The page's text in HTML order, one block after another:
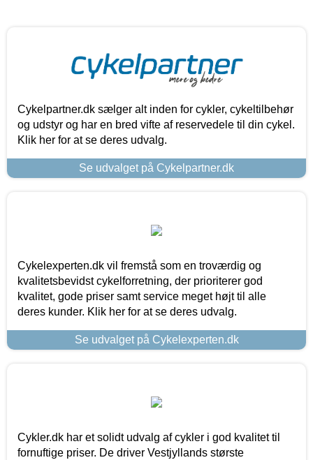
Cykelpartner.dk sælger alt inden for cykler, cykeltilbehør
og udstyr og har en bred vifte af reservedele til din cykel.
Klik her for at se deres udvalg.
Se udvalget på Cykelpartner.dk
Cykelexperten.dk vil fremstå som en troværdig og
kvalitetsbevidst cykelforretning, der prioriterer god
kvalitet, gode priser samt service meget højt til alle
deres kunder. Klik her for at se deres udvalg.
Se udvalget på Cykelexperten.dk
Cykler.dk har et solidt udvalg af cykler i god kvalitet til
fornuftige priser. De driver Vestjyllands største